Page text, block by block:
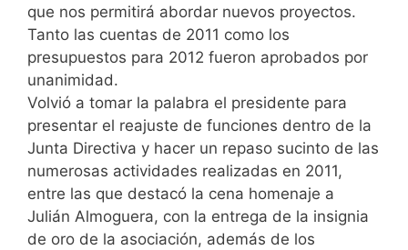
que nos permitirá abordar nuevos proyectos.
Tanto las cuentas de 2011 como los
presupuestos para 2012 fueron aprobados por
unanimidad.
Volvió a tomar la palabra el presidente para
presentar el reajuste de funciones dentro de la
Junta Directiva y hacer un repaso sucinto de las
numerosas actividades realizadas en 2011,
entre las que destacó la cena homenaje a
Julián Almoguera, con la entrega de la insignia
de oro de la asociación, además de los